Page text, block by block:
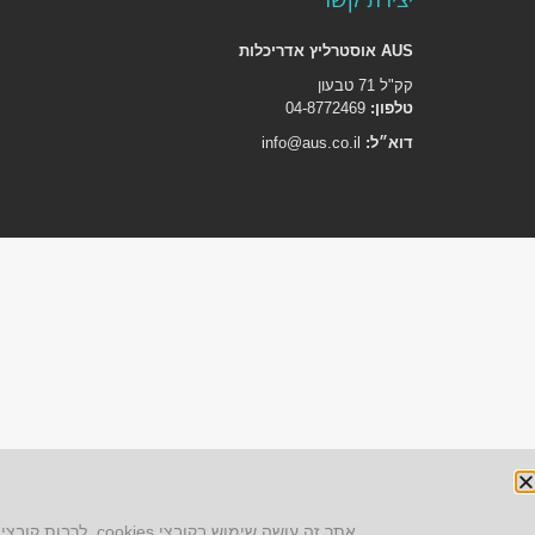
AUS אוסטרליץ אדריכלות
קק"ל 71 טבעון
טלפון:
דוא״ל: info@aus.co.il